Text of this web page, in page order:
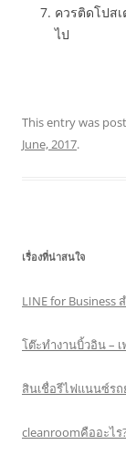
ควรติดโปส
ไป
This entry was
June, 2017.
เรื่องที่น่าสนใจ
LINE for Business
โต๊ะทำงานบิ้วอิน –
สินเชื่อรีไฟแนนซ์ร
cleanroomคืออะไร?